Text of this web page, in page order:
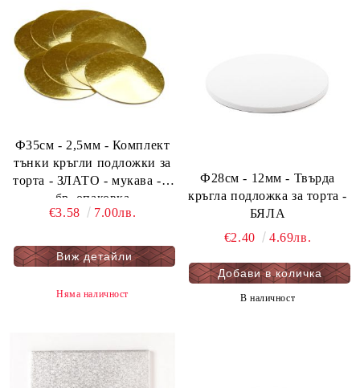
Ф35см - 2,5мм - Комплект
тънки кръгли подложки за
торта - ЗЛАТО - мукава - 2
бр. опаковка
€3.58
7.00лв.
Виж детайли
Няма наличност
Ф28см - 12мм - Твърда
кръгла подложка за торта -
БЯЛА
€2.40
4.69лв.
В наличност